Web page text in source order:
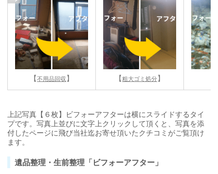
【不用品回収 】 【粗大ゴミ処分】
上記写真【６枚】ビフォーアフターは横にスライドするタイ
プです。写真上並びに文字上クリックして頂くと、写真を添
付したページに飛び当社迄お寄せ頂いたクチコミがご覧頂け
ます。
遺品整理・生前整理「ビフォーアフター」